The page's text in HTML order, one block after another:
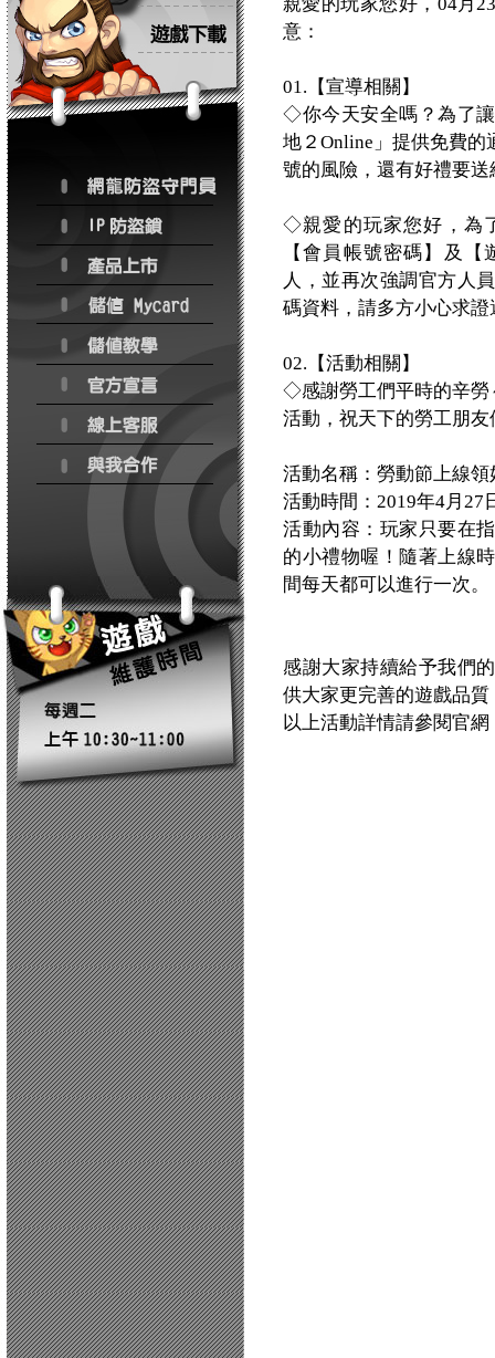
意：
01.【宣導相關】
◇你今天安全嗎？為了
地２Online」提供免費
號的風險，還有好禮要送
◇親愛的玩家您好，為
【會員帳號密碼】及
人，並再次強調官方人
碼資料，請多方小心求
02.【活動相關】
◇感謝勞工們平時的辛勞
活動，祝天下的勞工朋
活動名稱：勞動節上線領
活動時間：2019年4月27
活動內容：玩家只要在
的小禮物喔！隨著上線
間每天都可以進行一次。
感謝大家持續給予我們
供大家更完善的遊戲品質
以上活動詳情請參閱官網